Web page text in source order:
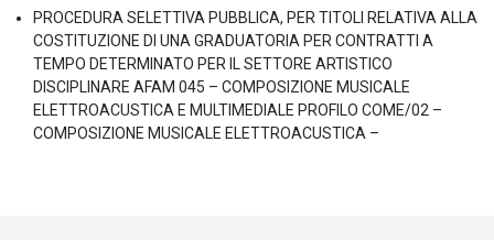
PROCEDURA SELETTIVA PUBBLICA, PER TITOLI RELATIVA ALLA
COSTITUZIONE DI UNA GRADUATORIA PER CONTRATTI A
TEMPO DETERMINATO PER IL SETTORE ARTISTICO
DISCIPLINARE AFAM 045 – COMPOSIZIONE MUSICALE
ELETTROACUSTICA E MULTIMEDIALE PROFILO COME/02 –
COMPOSIZIONE MUSICALE ELETTROACUSTICA –